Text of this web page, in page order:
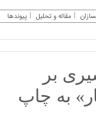
مقاله و تحلیل پیوندها
بر
به چاپ